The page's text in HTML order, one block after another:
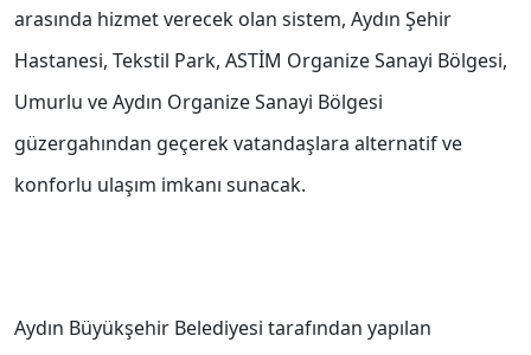
arasında hizmet verecek olan sistem, Aydın Şehir
Hastanesi, Tekstil Park, ASTİM Organize Sanayi Bölgesi,
Umurlu ve Aydın Organize Sanayi Bölgesi
güzergahından geçerek vatandaşlara alternatif ve
konforlu ulaşım imkanı sunacak.
Aydın Büyükşehir Belediyesi tarafından yapılan